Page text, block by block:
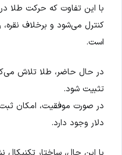
با این تفاوت که حرکت طلا
کنترل می‌شود و برخلاف نقره،
است.
تثبیت شود.
دلار وجود دارد.